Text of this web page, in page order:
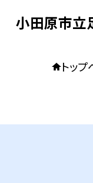
小田原市立
トッ